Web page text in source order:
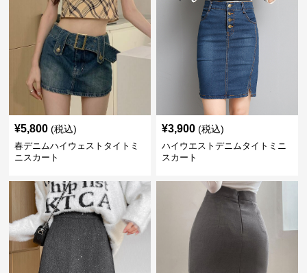
¥5,800 (税込)
春デニムハイウェストタイトミ
ニスカート
¥3,900 (税込)
ハイウエストデニムタイトミニ
スカート